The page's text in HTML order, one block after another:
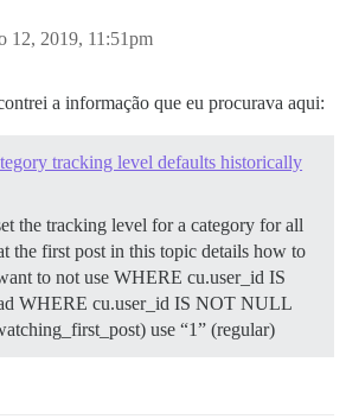
12, 2019, 11:51pm
a informação que eu procurava aqui:
tracking level defaults historically
the tracking level for a category for all
the first post in this topic details how to
to not use WHERE cu.user_id IS
WHERE cu.user_id IS NOT NULL
use “1” (regular)